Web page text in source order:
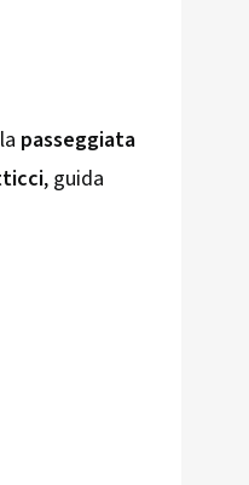
passeggiata
, guida